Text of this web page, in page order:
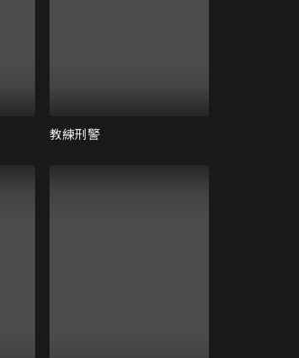
教練刑警